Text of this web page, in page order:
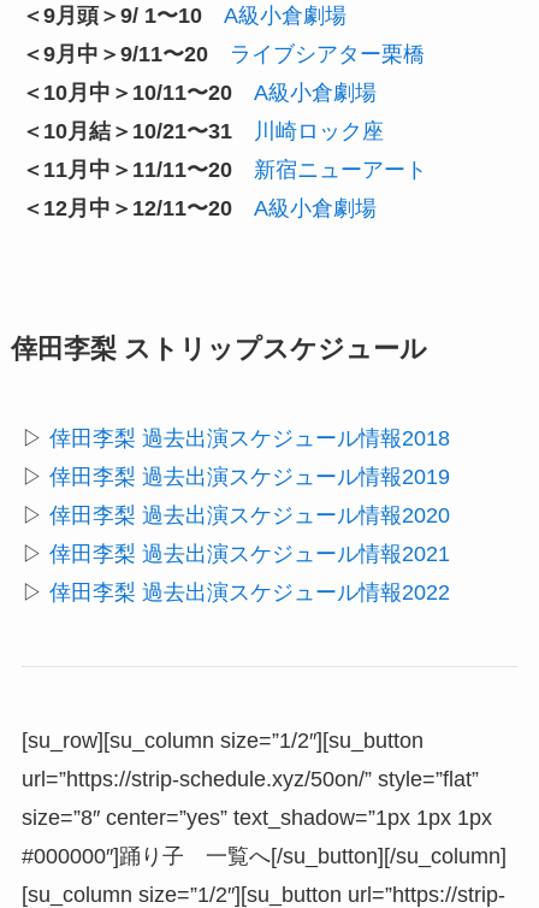
＜9月頭＞9/ 1〜10
A級小倉劇場
＜9月中＞9/11〜20
ライブシアター栗橋
＜10月中＞10/11〜20
A級小倉劇場
＜10月結＞10/21〜31
川崎ロック座
＜11月中＞11/11〜20
新宿ニューアート
＜12月中＞12/11〜20
A級小倉劇場
倖田李梨 ストリップスケジュール
▷ 倖田李梨 過去出演スケジュール情報2018
▷ 倖田李梨 過去出演スケジュール情報2019
▷ 倖田李梨 過去出演スケジュール情報2020
▷ 倖田李梨 過去出演スケジュール情報2021
▷ 倖田李梨 過去出演スケジュール情報2022
[su_row][su_column size=”1/2″][su_button
url=”https://strip-schedule.xyz/50on/” style=”flat”
size=”8″ center=”yes” text_shadow=”1px 1px 1px
#000000″]踊り子 一覧へ[/su_button][/su_column]
[su_column size=”1/2″][su_button url=”https://strip-